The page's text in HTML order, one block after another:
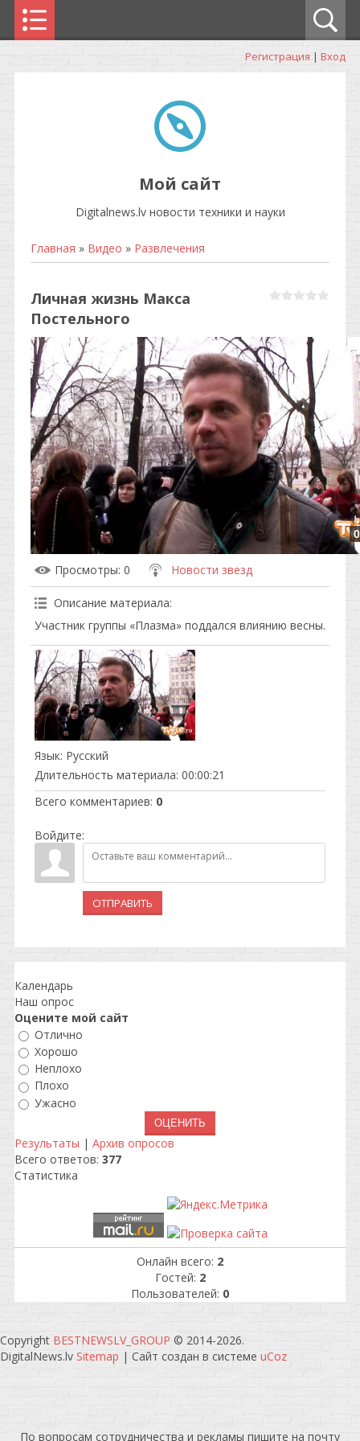
Регистрация | Вход
Мой сайт
Digitalnews.lv новости техники и науки
Главная » Видео » Развлечения
Личная жизнь Макса
Постельного
Просмотры: 0 Новости звезд
Описание материала:
Участник группы «Плазма» поддался влиянию весны.
Язык: Русский
Длительность материала: 00:00:21
Всего комментариев: 0
Войдите:
ОТПРАВИТЬ
Календарь
Наш опрос
Оцените мой сайт
Отлично
Хорошо
Неплохо
Плохо
Ужасно
Результаты | Архив опросов
Всего ответов: 377
Статистика
Онлайн всего: 2
Гостей: 2
Пользователей: 0
Copyright BESTNEWSLV_GROUP © 2014-2026.
DigitalNews.lv Sitemap | Сайт создан в системе uCoz
По вопросам сотрудничества и рекламы пишите на почту